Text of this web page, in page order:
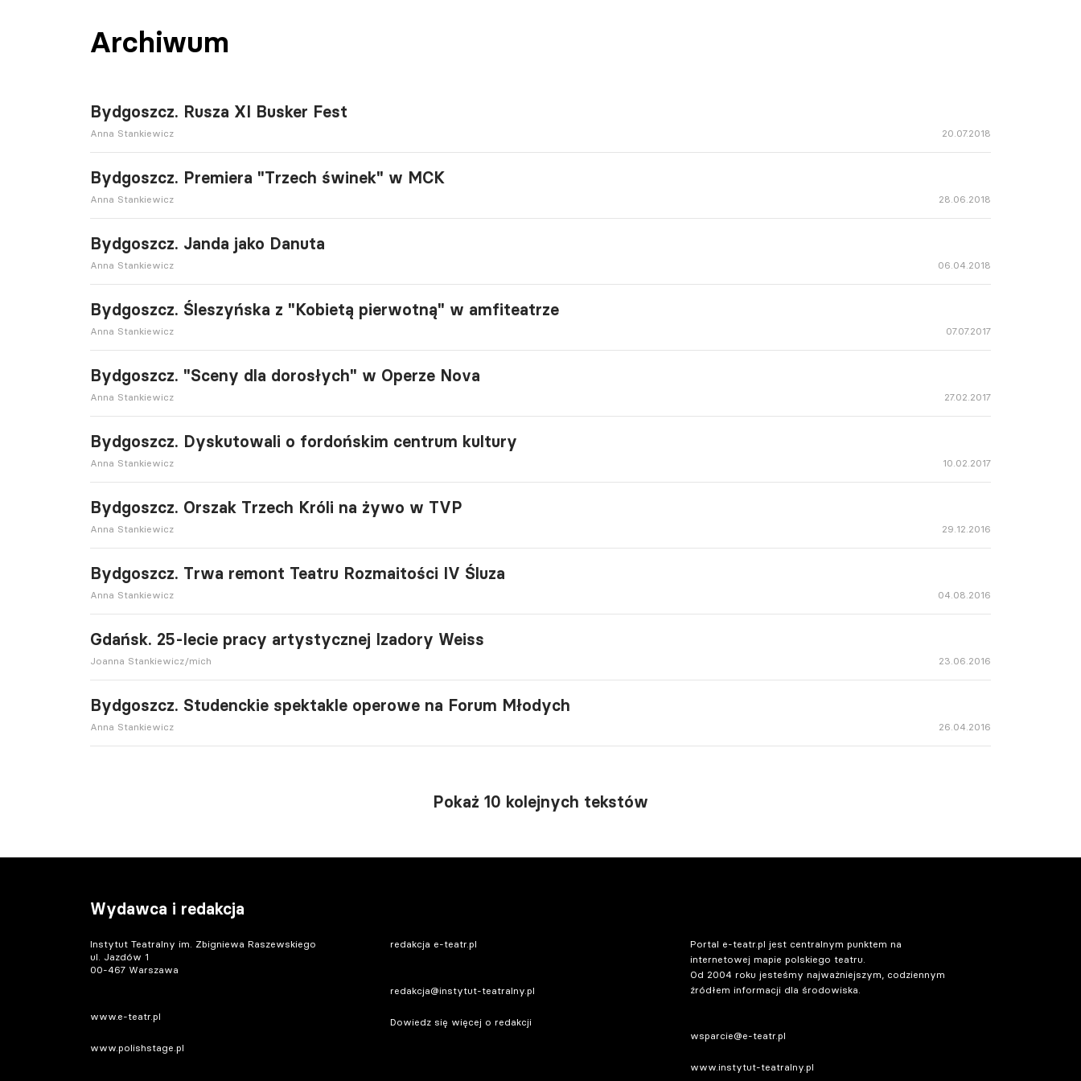
Archiwum
Bydgoszcz. Rusza XI Busker Fest
Anna Stankiewicz 20.07.2018
Bydgoszcz. Premiera "Trzech świnek" w MCK
Anna Stankiewicz 28.06.2018
Bydgoszcz. Janda jako Danuta
Anna Stankiewicz 06.04.2018
Bydgoszcz. Śleszyńska z "Kobietą pierwotną" w amfiteatrze
Anna Stankiewicz 07.07.2017
Bydgoszcz. "Sceny dla dorosłych" w Operze Nova
Anna Stankiewicz 27.02.2017
Bydgoszcz. Dyskutowali o fordońskim centrum kultury
Anna Stankiewicz 10.02.2017
Bydgoszcz. Orszak Trzech Króli na żywo w TVP
Anna Stankiewicz 29.12.2016
Bydgoszcz. Trwa remont Teatru Rozmaitości IV Śluza
Anna Stankiewicz 04.08.2016
Gdańsk. 25-lecie pracy artystycznej Izadory Weiss
Joanna Stankiewicz/mich 23.06.2016
Bydgoszcz. Studenckie spektakle operowe na Forum Młodych
Anna Stankiewicz 26.04.2016
Pokaż 10 kolejnych tekstów
Wydawca i redakcja
Instytut Teatralny im. Zbigniewa Raszewskiego
ul. Jazdów 1
00-467 Warszawa
www.e-teatr.pl
www.polishstage.pl
redakcja e-teatr.pl
redakcja@instytut-teatralny.pl
Dowiedz się więcej o redakcji
Portal e-teatr.pl jest centralnym punktem na
internetowej mapie polskiego teatru.
Od 2004 roku jesteśmy najważniejszym, codziennym
źródłem informacji dla środowiska.
wsparcie@e-teatr.pl
www.instytut-teatralny.pl